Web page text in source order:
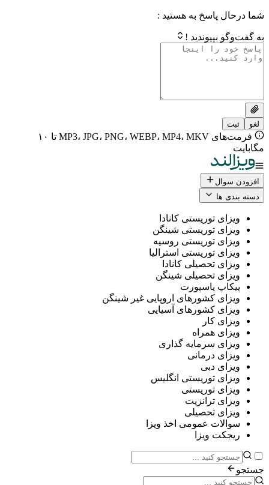
پاسخ به هستید :
!
فرمت‌های MP3، JPG، PNG، WEBP، MP4، MKV تا ۱۰
ها
توریستی کانادا
توریستی شینگن
توریستی روسیه
توریستی استرالیا
تحصیلی کانادا
تحصیلی شینگن
پاسپورت
کشورهای اروپایی غیر شینگن
کشورهای آسیایی
کار
همراه
سرمایه گذاری
درمانی
دبی
توریستی انگلیس
توریستی
ترانزیت
تحصیلی
عمومی اخذ ویزا
ویزا